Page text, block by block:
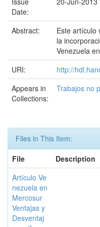
Date:
Abstract:
Este artículo
la
Venezuela
URI:
http://
Appears in
Collections:
Trabajos no
Files in This Item:
File
Description
Artículo Ve
nezuela en
Mercosur
Ventajas y
Desventaj